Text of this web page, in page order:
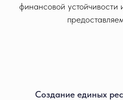
финансовой
Создание единых